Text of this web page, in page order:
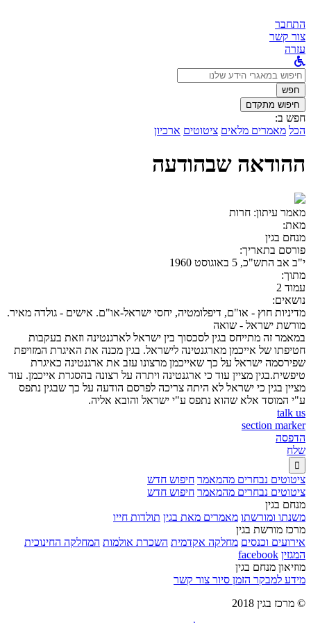
התחבר
צור קשר
עזרה
לחפש
ב:חפש
חיפוש מתקדם
חפש ב:
הכל מאמרים מלאים ציטוטים ארכיון
ההודאה שבהודעה
מאמר עיתון: חרות
מאת:
מנחם בגין
פורסם בתאריך:
י"ב אב התש"כ, 5 באוגוסט 1960
מתוך:
עמוד 2
נושאים:
מדיניות חוץ - או"ם, דיפלומטיה, יחסי ישראל-או"ם. אישים - גולדה מאיר.
מורשת ישראל - שואה
במאמר זה מתייחס בגין לסכסוך בין ישראל לארגנטינה וזאת בעקבות
חטיפתו של אייכמן מארגנטינה לישראל. בגין מכנה את האיגרת המזויפת
שפירסמה ישראל על כך שאייכמן מרצונו עזב את ארגנטינה כאיגרת
טיפשית.בגין מציין עוד כי ארגנטינה ויתרה על רצונה בהסגרת אייכמן. עוד
מציין בגין כי ישראל לא היתה צריכה לפרסם הודעה על כך שבגין נתפס
ע"י המוסד אלא שהוא נתפס ע"י ישראל והובא אליה.
talk us
section marker
הדפסה
שלח

ציטוטים נבחרים מהמאמר חיפוש חדש
ציטוטים נבחרים מהמאמר חיפוש חדש
מנחם בגין
משנתו ומורשתו מאמרים מאת בגין תולדות חייו
מרכז מורשת בגין
אירועים וכנסים מחלקה אקדמית השכרת אולמות המחלקה החינוכית
המגזין facebook
מוזיאון מנחם בגין
מידע למבקר הזמן סיור צור קשר
© מרכז בגין 2018